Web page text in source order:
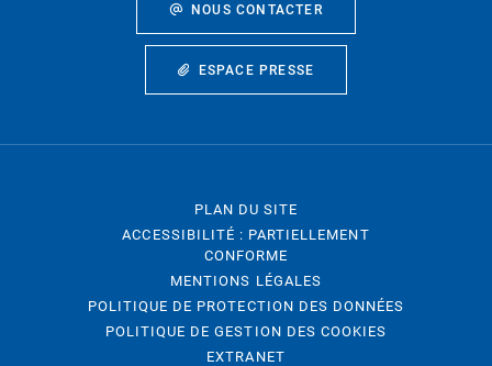
NOUS CONTACTER
ESPACE PRESSE
PLAN DU SITE
ACCESSIBILITÉ : PARTIELLEMENT
CONFORME
MENTIONS LÉGALES
POLITIQUE DE PROTECTION DES DONNÉES
POLITIQUE DE GESTION DES COOKIES
EXTRANET